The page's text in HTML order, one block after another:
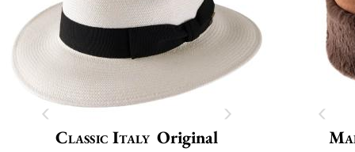
Classic Italy Original